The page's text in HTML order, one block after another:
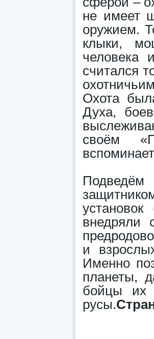
не имеет
оружием.
клыки,
человека
считался
Охота
Духа,
своём
внедряли
и
Именно
планеты,
бойцы их
русы.